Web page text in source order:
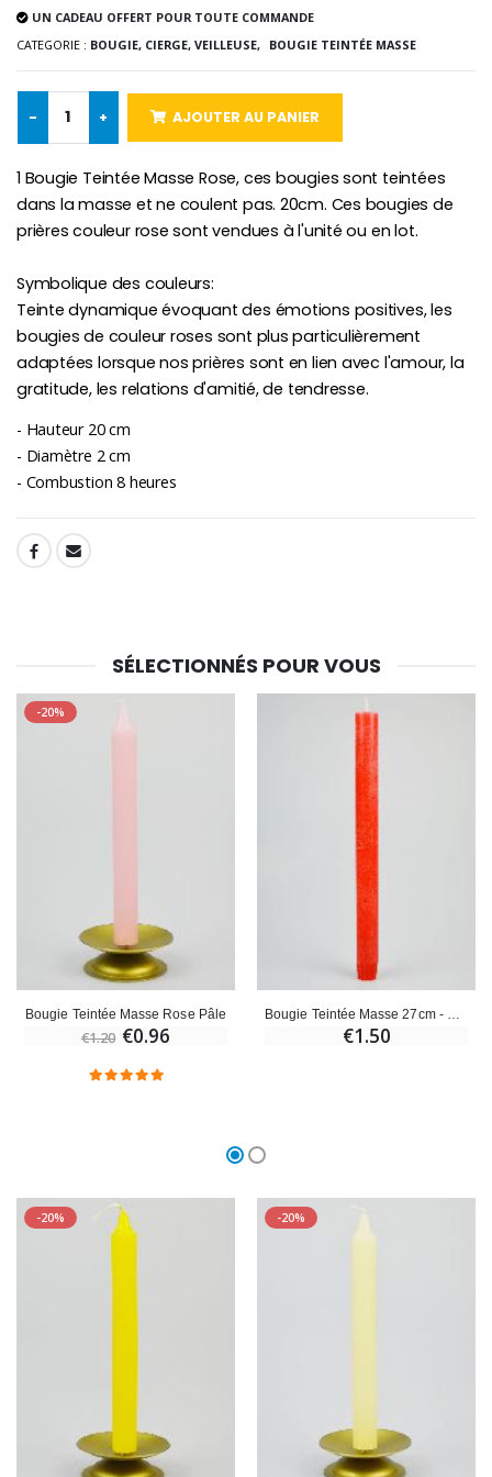
-10%
Bougie de Neuvaine Contre le Mal - Saint Michel
€5.50 €4.95
-25%
€58.50
Huile d'Onction
€9.90
€4.90
€2.50
€5.00
UN CADEAU OFFERT POUR TOUTE COMMANDE
CATEGORIE : BOUGIE, CIERGE, VEILLEUSE, BOUGIE TEINTÉE MASSE
- + AJOUTER AU PANIER
1 Bougie Teintée Masse Rose, ces bougies sont teintées
dans la masse et ne coulent pas. 20cm. Ces bougies de
prières couleur rose sont vendues à l'unité ou en lot.
Symbolique des couleurs:
Teinte dynamique évoquant des émotions positives, les
bougies de couleur roses sont plus particulièrement
adaptées lorsque nos prières sont en lien avec l'amour, la
gratitude, les relations d'amitié, de tendresse.
- Hauteur 20 cm
- Diamètre 2 cm
- Combustion 8 heures
SHARE:
SÉLECTIONNÉS POUR VOUS
-20%
Bougie Teintée Masse Rose Pâle
€1.20 €0.96 €1.50
-20% -20%